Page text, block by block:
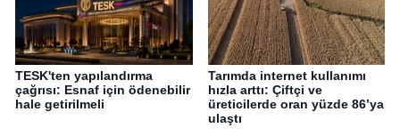
TESK'ten yapılandırma
çağrısı: Esnaf için ödenebilir
hale getirilmeli
Tarımda internet kullanımı
hızla arttı: Çiftçi ve
üreticilerde oran yüzde 86’ya
ulaştı